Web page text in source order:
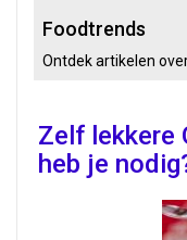
Foodtrends
Ontdek artikelen
Zelf lekkere
heb je